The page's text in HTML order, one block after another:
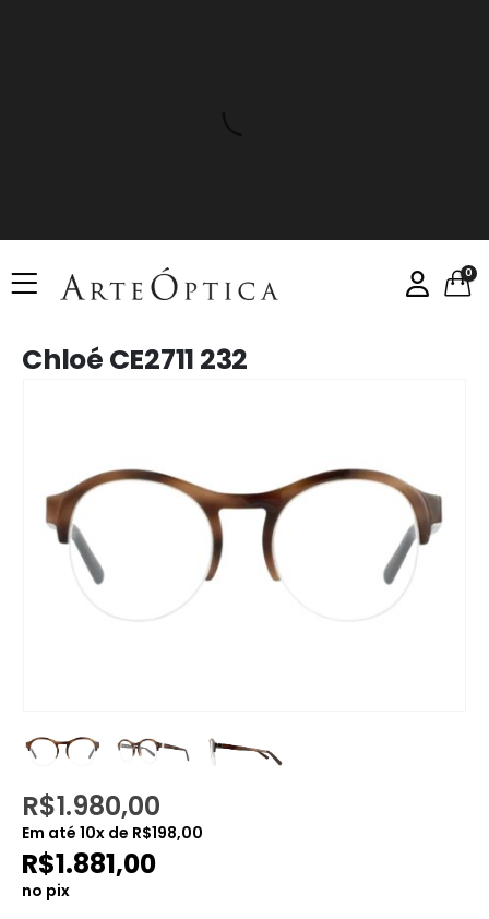
0
Chloé CE2711 232
R$1.980,00
Em até 10x de R$198,00
R$1.881,00
no pix